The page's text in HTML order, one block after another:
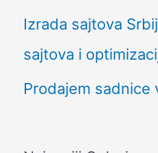
Izrada sajtova
sajtova i
Prodajem sadnice